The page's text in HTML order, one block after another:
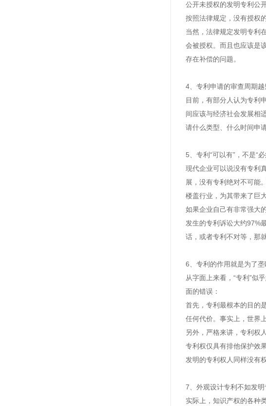
公开未授权的发明专利公
按照法律规定，没有授权
当然，法律规定发明专利
会被授权。而且也应该是
存在补偿的问题。
4
专利申请的审查周期
目前，有部分人认为专利
间应该与经济社会发展相
请什么类型、什么时间申
5 专利 “可以有” ，不是“
现代企业可以说没有专利
展，没有专利绝对不可能
楼盖行业，为其带来了巨
如果企业自己有非常强大
发生的专利诉讼大约97%
话，或者专利不对等，那
6
专利的作用就是为了垄
从字面上来看， “专利”似
面的错误：
首先，专利最根本的目的
任何代价。事实上，世界
另外，严格来讲，专利权
专利权仅具有排他保护效
发明的专利权人同样没有
7
外观设计专利不如发明
实际上，知识产权的各种